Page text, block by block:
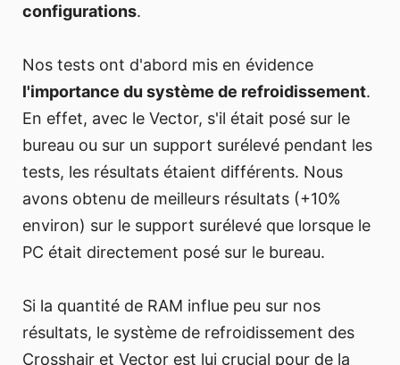
configurations.
Nos tests ont d'abord mis en évidence
l'importance du système de refroidissement.
En effet, avec le Vector, s'il était posé sur le
bureau ou sur un support surélevé pendant les
tests, les résultats étaient différents. Nous
avons obtenu de meilleurs résultats (+10%
environ) sur le support surélevé que lorsque le
PC était directement posé sur le bureau.
Si la quantité de RAM influe peu sur nos
résultats, le système de refroidissement des
Crosshair et Vector est lui crucial pour de la